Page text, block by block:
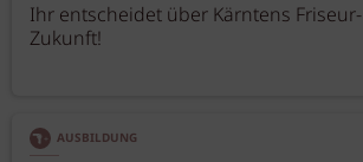
Ihr entscheidet über Kärntens Friseur-
Zukunft!
AUSBILDUNG